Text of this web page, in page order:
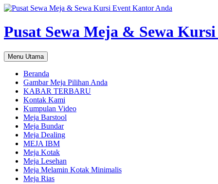
Pusat Sewa Meja & Sewa
Cari
Menu Utama Langsung
ke
isi
Beranda
Gambar Meja Pilihan Anda
KABAR TERBARU
Kontak Kami
Kumpulan Video
Meja Barstool
Meja Bundar
Meja Dealing
MEJA IBM
Meja Kotak
Meja Lesehan
Meja Melamin Kotak Minimalis
Meja Rias